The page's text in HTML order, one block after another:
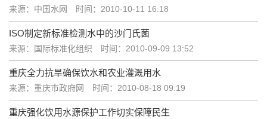
来源：中国水网 时间：2010-10-11 16:18
ISO制定新标准检测水中的沙门氏菌
来源：国际标准化组织 时间：2010-09-09 13:52
重庆全力抗旱确保饮水和农业灌溉用水
来源：重庆市政府网 时间：2010-08-18 09:19
重庆强化饮用水源保护工作切实保障民生